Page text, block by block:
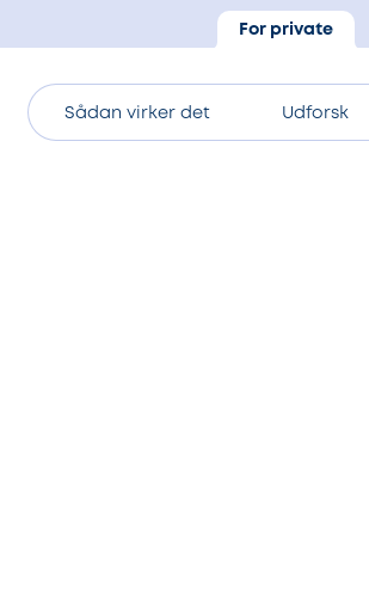
For private
Sådan virker det Udforsk